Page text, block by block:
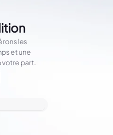
les
et une
votre part.